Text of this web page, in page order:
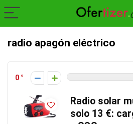
radio apagón eléctrico
0
Radio solar
solo 13 €: